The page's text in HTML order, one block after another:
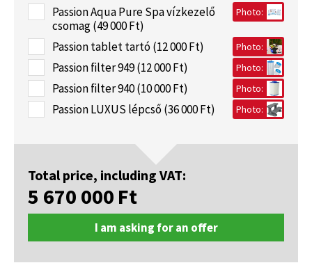
Passion Aqua Pure Spa vízkezelő
csomag (49 000 Ft)
Photo:
Passion tablet tartó (12 000 Ft) Photo:
Passion filter 949 (12 000 Ft) Photo:
Passion filter 940 (10 000 Ft) Photo:
Passion LUXUS lépcső (36 000 Ft) Photo:
Total price, including VAT:
5 670 000 Ft
I am asking for an offer